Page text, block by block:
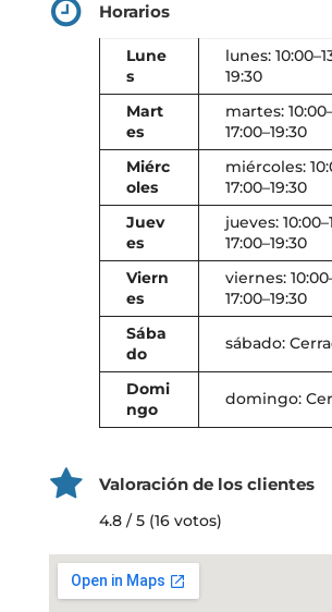
Horarios
Lune
s
lunes:
19:30
Mart
es
martes:
17:00–19:30
Miérc
oles
miércoles:
17:00–19:30
Juev
es
jueves:
17:00–19:30
Viern
es
viernes:
17:00–19:30
Sába
do
sábado:
Domi
ngo
domingo:
Valoración de los clientes
4.8 / 5 (16 votos)